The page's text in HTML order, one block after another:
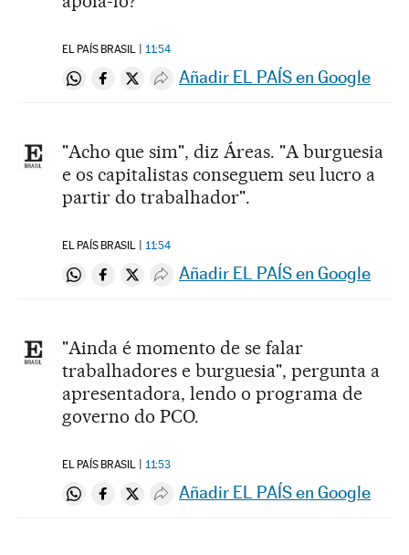
EL PAÍS BRASIL 11:54
Compartir en Whatsapp
Compartir en Facebook
Compartir en Twitter
Desplegar Redes Sociales
Añadir EL PAÍS en Google
"Acho que sim", diz Áreas. "A burguesia
e os capitalistas conseguem seu lucro a
partir do trabalhador".
EL PAÍS BRASIL 11:54
Compartir en Whatsapp
Compartir en Facebook
Compartir en Twitter
Desplegar Redes Sociales
Añadir EL PAÍS en Google
"Ainda é momento de se falar
trabalhadores e burguesia", pergunta a
apresentadora, lendo o programa de
governo do PCO.
EL PAÍS BRASIL 11:53
Compartir en Whatsapp
Compartir en Facebook
Compartir en Twitter
Desplegar Redes Sociales
Añadir EL PAÍS en Google